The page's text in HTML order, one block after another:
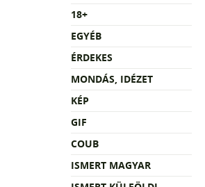
18+
EGYÉB
ÉRDEKES
MONDÁS, IDÉZET
KÉP
GIF
COUB
ISMERT MAGYAR